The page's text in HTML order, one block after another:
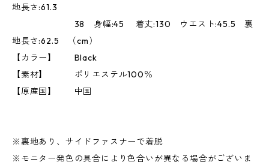
地長さ:61.3
38 身幅:45 着丈:130 ウエスト:45.5 裏
地長さ:62.5 （cm）
【カラー】 Black
【素材】 ポリエステル100％
【原産国】 中国
※裏地あり、サイドファスナーで着脱
※モニター発色の具合により色合いが異なる場合がございま